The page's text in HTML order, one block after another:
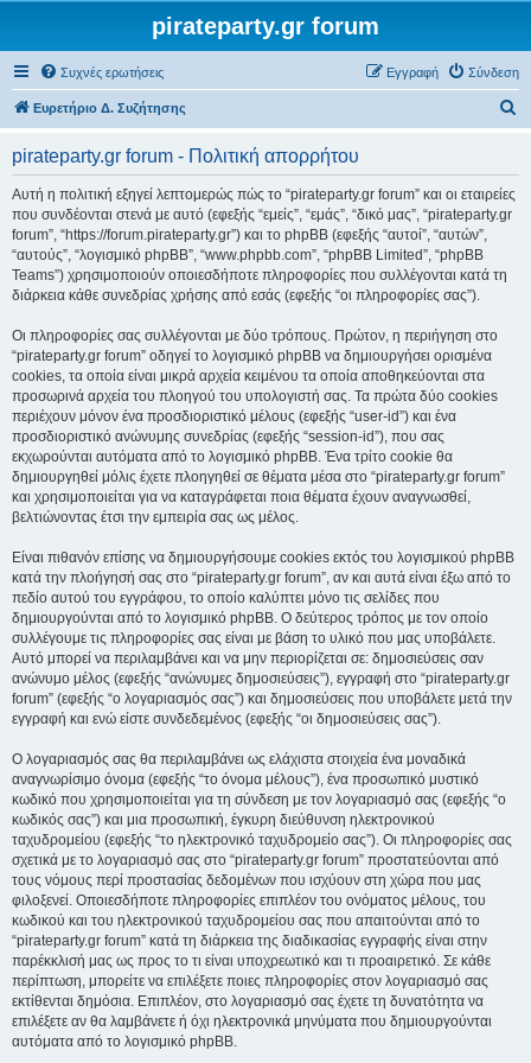
pirateparty.gr forum
Συχνές ερωτήσεις Σύνδεση
Εγγραφή
Ευρετήριο Δ. Συζήτησης
pirateparty.gr forum - Πολιτική απορρήτου
Αυτή η πολιτική εξηγεί λεπτομερώς πώς το “pirateparty.gr forum” και οι εταιρείες
που συνδέονται στενά με αυτό (εφεξής “εμείς”, “εμάς”, “δικό μας”, “pirateparty.gr
forum”, “https://forum.pirateparty.gr”) και το phpBB (εφεξής “αυτοί”, “αυτών”,
“αυτούς”, “λογισμικό phpBB”, “www.phpbb.com”, “phpBB Limited”, “phpBB
Teams”) χρησιμοποιούν οποιεσδήποτε πληροφορίες που συλλέγονται κατά τη
διάρκεια κάθε συνεδρίας χρήσης από εσάς (εφεξής “οι πληροφορίες σας”).
Οι πληροφορίες σας συλλέγονται με δύο τρόπους. Πρώτον, η περιήγηση στο
“pirateparty.gr forum” οδηγεί το λογισμικό phpBB να δημιουργήσει ορισμένα
cookies, τα οποία είναι μικρά αρχεία κειμένου τα οποία αποθηκεύονται στα
προσωρινά αρχεία του πλοηγού του υπολογιστή σας. Τα πρώτα δύο cookies
περιέχουν μόνον ένα προσδιοριστικό μέλους (εφεξής “user-id”) και ένα
προσδιοριστικό ανώνυμης συνεδρίας (εφεξής “session-id”), που σας
εκχωρούνται αυτόματα από το λογισμικό phpBB. Ένα τρίτο cookie θα
δημιουργηθεί μόλις έχετε πλοηγηθεί σε θέματα μέσα στο “pirateparty.gr forum”
και χρησιμοποιείται για να καταγράφεται ποια θέματα έχουν αναγνωσθεί,
βελτιώνοντας έτσι την εμπειρία σας ως μέλος.
Είναι πιθανόν επίσης να δημιουργήσουμε cookies εκτός του λογισμικού phpBB
κατά την πλοήγησή σας στο “pirateparty.gr forum”, αν και αυτά είναι έξω από το
πεδίο αυτού του εγγράφου, το οποίο καλύπτει μόνο τις σελίδες που
δημιουργούνται από το λογισμικό phpBB. Ο δεύτερος τρόπος με τον οποίο
συλλέγουμε τις πληροφορίες σας είναι με βάση το υλικό που μας υποβάλετε.
Αυτό μπορεί να περιλαμβάνει και να μην περιορίζεται σε: δημοσιεύσεις σαν
ανώνυμο μέλος (εφεξής “ανώνυμες δημοσιεύσεις”), εγγραφή στο “pirateparty.gr
forum” (εφεξής “ο λογαριασμός σας”) και δημοσιεύσεις που υποβάλετε μετά την
εγγραφή και ενώ είστε συνδεδεμένος (εφεξής “οι δημοσιεύσεις σας”).
Ο λογαριασμός σας θα περιλαμβάνει ως ελάχιστα στοιχεία ένα μοναδικά
αναγνωρίσιμο όνομα (εφεξής “το όνομα μέλους”), ένα προσωπικό μυστικό
κωδικό που χρησιμοποιείται για τη σύνδεση με τον λογαριασμό σας (εφεξής “ο
κωδικός σας”) και μια προσωπική, έγκυρη διεύθυνση ηλεκτρονικού
ταχυδρομείου (εφεξής “το ηλεκτρονικό ταχυδρομείο σας”). Οι πληροφορίες σας
σχετικά με το λογαριασμό σας στο “pirateparty.gr forum” προστατεύονται από
τους νόμους περί προστασίας δεδομένων που ισχύουν στη χώρα που μας
φιλοξενεί. Οποιεσδήποτε πληροφορίες επιπλέον του ονόματος μέλους, του
κωδικού και του ηλεκτρονικού ταχυδρομείου σας που απαιτούνται από το
“pirateparty.gr forum” κατά τη διάρκεια της διαδικασίας εγγραφής είναι στην
παρέκκλισή μας ως προς το τι είναι υποχρεωτικό και τι προαιρετικό. Σε κάθε
περίπτωση, μπορείτε να επιλέξετε ποιες πληροφορίες στον λογαριασμό σας
εκτίθενται δημόσια. Επιπλέον, στο λογαριασμό σας έχετε τη δυνατότητα να
επιλέξετε αν θα λαμβάνετε ή όχι ηλεκτρονικά μηνύματα που δημιουργούνται
αυτόματα από το λογισμικό phpBB.